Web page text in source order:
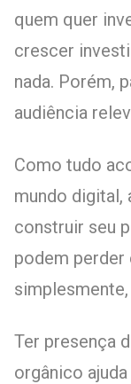
quem quer
crescer
nada. Porém,
audiência
Como tudo
mundo digital,
construir seu
podem perder
Ter presença
orgânico